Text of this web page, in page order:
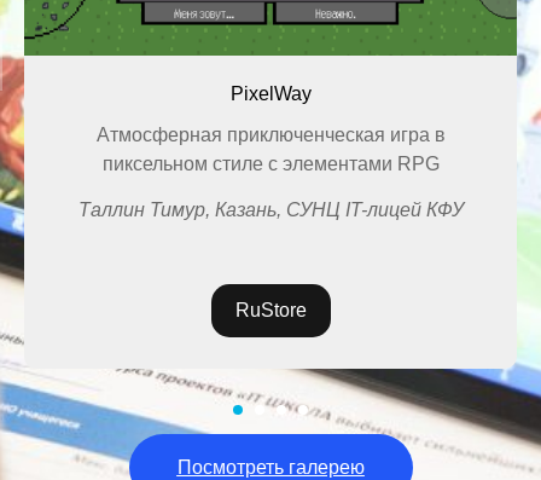
PixelWay
Атмосферная приключенческая игра в
пиксельном стиле с элементами RPG
Таллин Тимур, Казань, СУНЦ IT-лицей КФУ
RuStore
Посмотреть галерею